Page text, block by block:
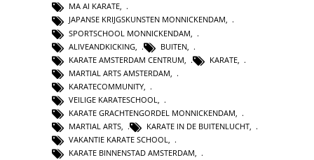
MA AI KARATE,
JAPANSE KRIJGSKUNSTEN MONNICKENDAM,
SPORTSCHOOL MONNICKENDAM
ALIVEANDKICKING
BUITEN
KARATE AMSTERDAM CENTRUM
KARATE
MARTIAL ARTS AMSTERDAM
KARATECOMMUNITY
VEILIGE KARATESCHOOL
KARATE GRACHTENGORDEL MONNICKENDAM
MARTIAL ARTS
KARATE IN DE BUITENLUCHT
VAKANTIE KARATE SCHOOL,
KARATE BINNENSTAD AMSTERDAM,